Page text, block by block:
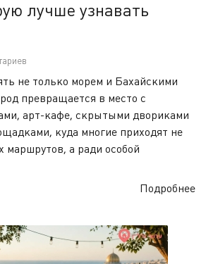
лучше узнавать
не только морем и Бахайскими
превращается в место с
арт-кафе, скрытыми двориками
куда многие приходят не
маршрутов, а ради особой
Подробнее